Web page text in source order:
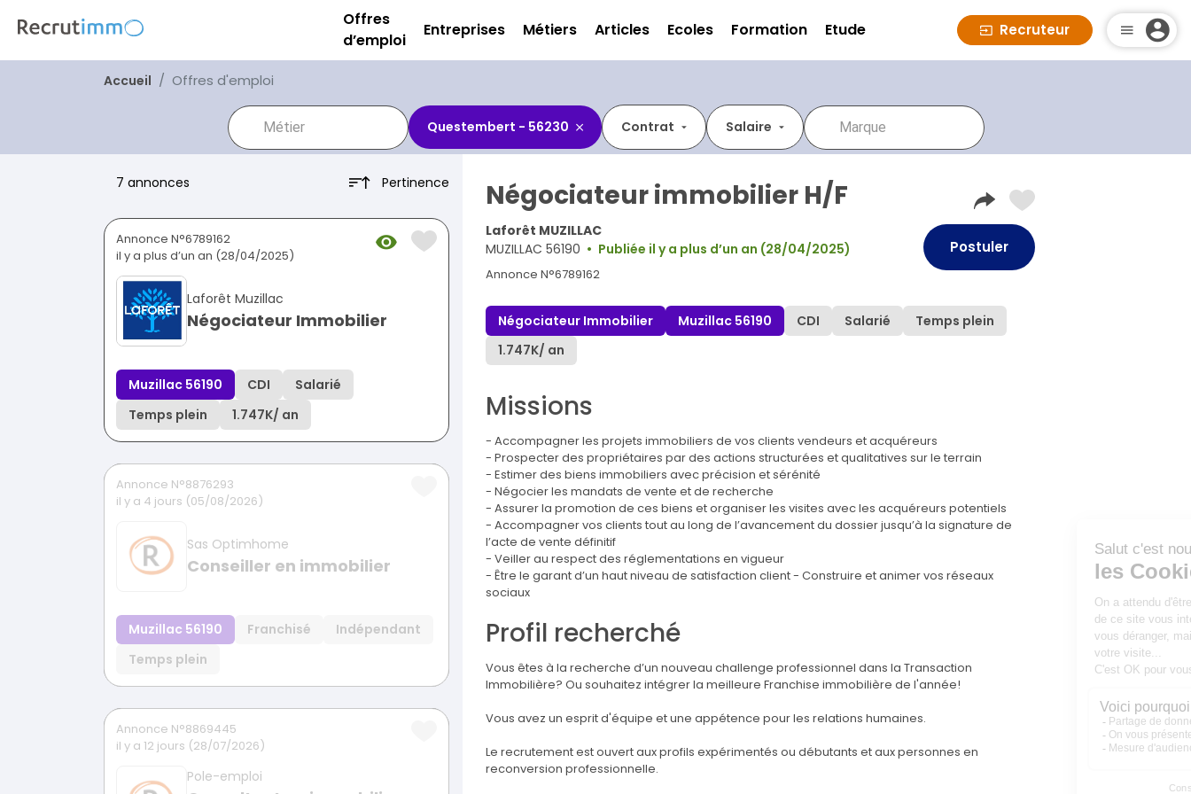
Offres
d’emploi
Entreprises Métiers Articles Ecoles Formation Etude Recruteur
Accueil Offres d'emploi
Questembert - 56230 Contrat Salaire
7 annonces Pertinence
Annonce N°6789162
il y a plus d’un an (28/04/2025)
Laforêt Muzillac
Négociateur Immobilier
Muzillac 56190 CDI
Salarié
Temps plein
1.747K/ an
Annonce N°8876293
il y a 4 jours (05/08/2026)
Sas Optimhome
Conseiller en immobilier
Muzillac 56190 Franchisé
Indépendant
Temps plein
Annonce N°8869445
il y a 12 jours (28/07/2026)
Pole-emploi
Négociateur immobilier H/F
Laforêt MUZILLAC
MUZILLAC 56190
Publiée il y a plus d’un an (28/04/2025)
Annonce N°6789162
Postuler
Négociateur Immobilier Muzillac 56190 CDI Salarié
Temps plein
1.747K/ an
Missions
- Accompagner les projets immobiliers de vos clients vendeurs et acquéreurs
- Prospecter des propriétaires par des actions structurées et qualitatives sur le terrain
- Estimer des biens immobiliers avec précision et sérénité
- Négocier les mandats de vente et de recherche
- Assurer la promotion de ces biens et organiser les visites avec les acquéreurs potentiels
- Accompagner vos clients tout au long de l’avancement du dossier jusqu’à la signature de
l’acte de vente définitif
- Veiller au respect des réglementations en vigueur
- Être le garant d’un haut niveau de satisfaction client - Construire et animer vos réseaux
sociaux
Profil recherché
Vous êtes à la recherche d’un nouveau challenge professionnel dans la Transaction
Immobilière? Ou souhaitez intégrer la meilleure Franchise immobilière de l'année!
Vous avez un esprit d'équipe et une appétence pour les relations humaines.
Le recrutement est ouvert aux profils expérimentés ou débutants et aux personnes en
reconversion professionnelle.